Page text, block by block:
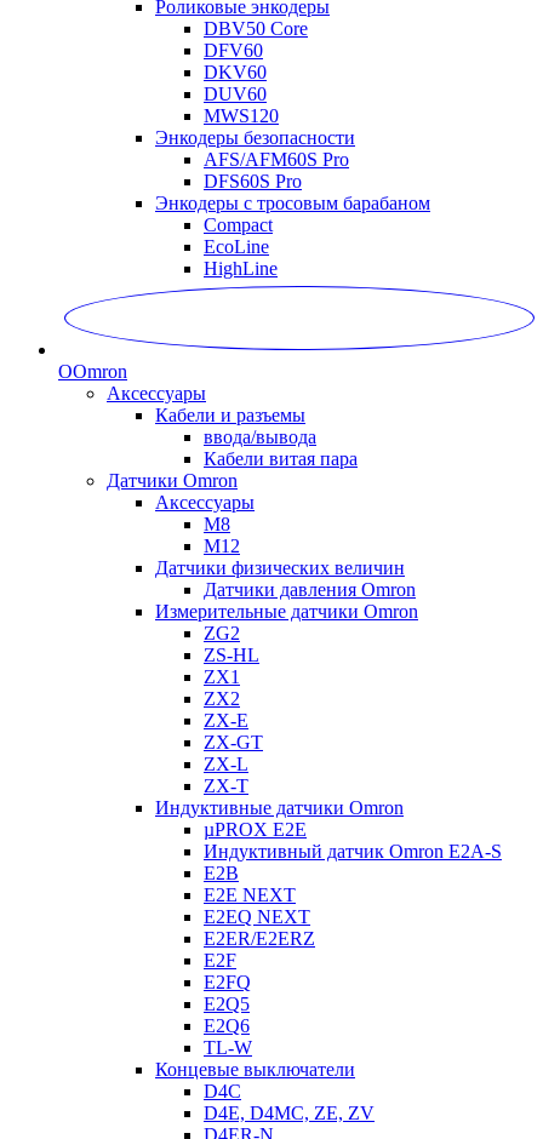
Роликовые энкодеры
DBV50 Core
DFV60
DKV60
DUV60
MWS120
Энкодеры безопасности
AFS/AFM60S Pro
DFS60S Pro
Энкодеры с тросовым барабаном
Compact
EcoLine
HighLine
OOmron
Аксессуары
Кабели и разъемы
ввода/вывода
Кабели витая пара
Датчики Omron
Аксессуары
M8
M12
Датчики физических величин
Датчики давления Omron
Измерительные датчики Omron
ZG2
ZS-HL
ZX1
ZX2
ZX-E
ZX-GT
ZX-L
ZX-T
Индуктивные датчики Omron
µPROX E2E
Индуктивный датчик Omron E2A-S
E2B
E2E NEXT
E2EQ NEXT
E2ER/E2ERZ
E2F
E2FQ
E2Q5
E2Q6
TL-W
Концевые выключатели
D4C
D4E, D4MC, ZE, ZV
D4ER-N